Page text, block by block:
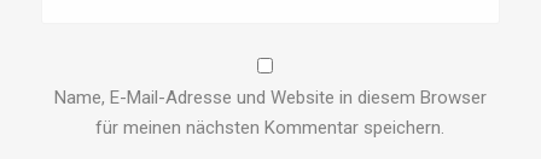
Name, E-Mail-Adresse und Website in diesem Browser
für meinen nächsten Kommentar speichern.